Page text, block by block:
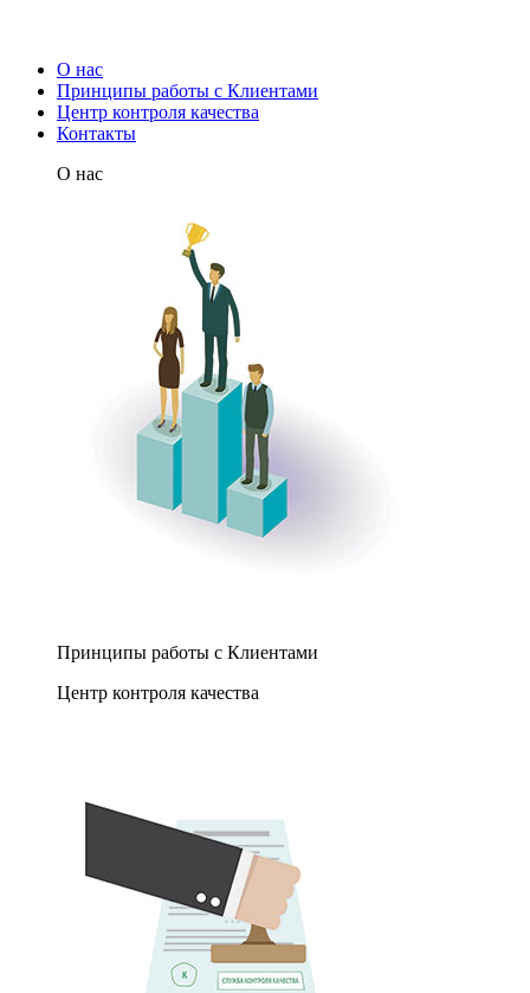
О нас
Принципы работы с Клиентами
Центр контроля качества
Контакты
О нас
Принципы работы с Клиентами
Центр контроля качества